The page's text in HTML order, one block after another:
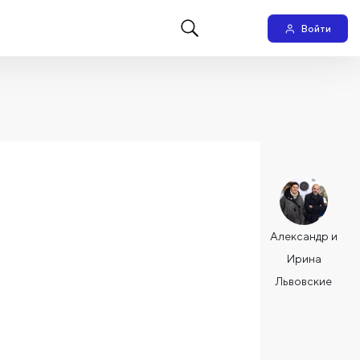
Войти
Александр и
Ирина
Львовские